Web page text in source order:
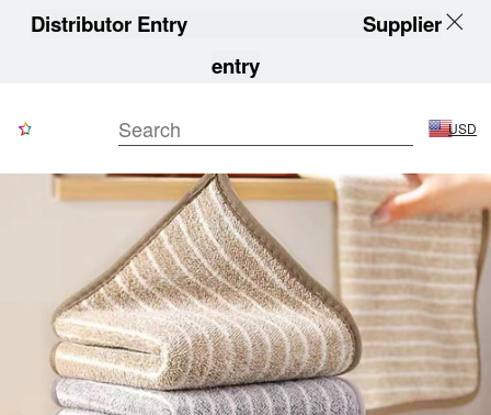
Distributor Entry
Supplier
entry
USD